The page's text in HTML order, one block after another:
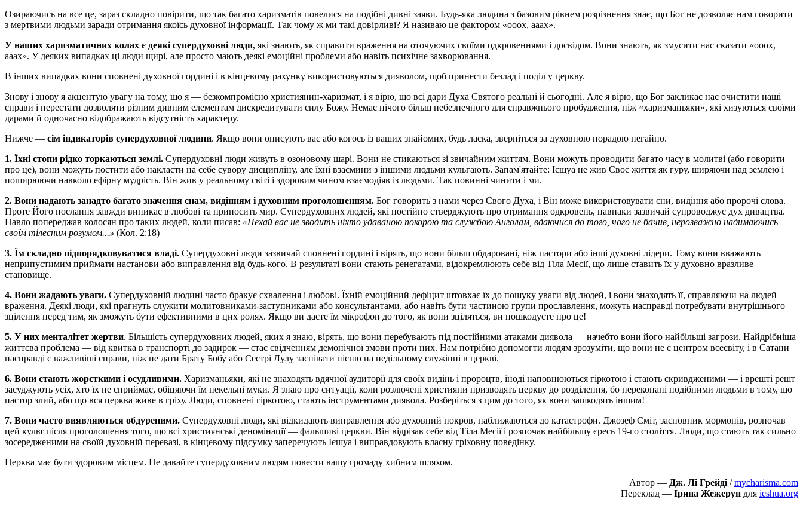
Озираючись на все це, зараз складно повірити, що так багато харизматів повелися на подібні дивні заяви. Будь-яка людина з базовим рівнем розрізнення знає, що Бог не дозволяє нам говорити
з мертвими людьми заради отримання якоїсь духовної інформації. Так чому ж ми такі довірливі? Я називаю це фактором «ооох, ааах».
У наших харизматичних колах є деякі супердуховні люди, які знають, як справити враження на оточуючих своїми одкровеннями і досвідом. Вони знають, як змусити нас сказати «ооох,
ааах». У деяких випадках ці люди щирі, але просто мають деякі емоційні проблеми або навіть психічне захворювання.
В інших випадках вони сповнені духовної гордині і в кінцевому рахунку використовуються дияволом, щоб принести безлад і поділ у церкву.
Знову і знову я акцентую увагу на тому, що я — безкомпромісно християнин-харизмат, і я вірю, що всі дари Духа Святого реальні й сьогодні. Але я вірю, що Бог закликає нас очистити наші
справи і перестати дозволяти різним дивним елементам дискредитувати силу Божу. Немає нічого більш небезпечного для справжнього пробудження, ніж «харизманьяки», які хизуються своїми
дарами й одночасно відображають відсутність характеру.
Нижче — сім індикаторів супердуховної людини. Якщо вони описують вас або когось із ваших знайомих, будь ласка, зверніться за духовною порадою негайно.
1. Їхні стопи рідко торкаються землі. Супердуховні люди живуть в озоновому шарі. Вони не стикаються зі звичайним життям. Вони можуть проводити багато часу в молитві (або говорити
про це), вони можуть постити або накласти на себе сувору дисципліну, але їхні взаємини з іншими людьми кульгають. Запам'ятайте: Ієшуа не жив Своє життя як гуру, ширяючи над землею і
поширюючи навколо ефірну мудрість. Він жив у реальному світі і здоровим чином взаємодіяв із людьми. Так повинні чинити і ми.
2. Вони надають занадто багато значення снам, видінням і духовним проголошенням. Бог говорить з нами через Свого Духа, і Він може використовувати сни, видіння або пророчі слова.
Проте Його послання завжди виникає в любові та приносить мир. Супердуховних людей, які постійно стверджують про отримання одкровень, навпаки зазвичай супроводжує дух дивацтва.
Павло попереджав колосян про таких людей, коли писав: «Нехай вас не зводить ніхто удаваною покорою та службою Анголам, вдаючися до того, чого не бачив, нерозважно надимаючись
своїм тілесним розумом...» (Кол. 2:18)
3. Їм складно підпорядковуватися владі. Супердуховні люди зазвичай сповнені гордині і вірять, що вони більш обдаровані, ніж пастори або інші духовні лідери. Тому вони вважають
неприпустимим приймати настанови або виправлення від будь-кого. В результаті вони стають ренегатами, відокремлюють себе від Тіла Месії, що лише ставить їх у духовно вразливе
становище.
4. Вони жадають уваги. Супердуховній людині часто бракує схвалення і любові. Їхній емоційний дефіцит штовхає їх до пошуку уваги від людей, і вони знаходять її, справляючи на людей
враження. Деякі люди, які прагнуть служити молитовниками-заступниками або консультантами, або навіть бути частиною групи прославлення, можуть насправді потребувати внутрішнього
зцілення перед тим, як зможуть бути ефективними в цих ролях. Якщо ви дасте їм мікрофон до того, як вони зціляться, ви пошкодуєте про це!
5. У них менталітет жертви. Більшість супердуховних людей, яких я знаю, вірять, що вони перебувають під постійними атаками диявола — начебто вони його найбільші загрози. Найдрібніша
життєва проблема — від квитка в транспорті до задирок — стає свідченням демонічної змови проти них. Нам потрібно допомогти людям зрозуміти, що вони не є центром всесвіту, і в Сатани
насправді є важливіші справи, ніж не дати Брату Бобу або Сестрі Лулу заспівати пісню на недільному служінні в церкві.
6. Вони стають жорсткими і осудливими. Харизманьяки, які не знаходять вдячної аудиторії для своїх видінь і пророцтв, іноді наповнюються гіркотою і стають скривдженими — і врешті решт
засуджують усіх, хто їх не сприймає, обіцяючи їм пекельні муки. Я знаю про ситуації, коли розлючені християни призводять церкву до розділення, бо переконані подібними людьми в тому, що
пастор злий, або що вся церква живе в гріху. Люди, сповнені гіркотою, стають інструментами диявола. Розберіться з цим до того, як вони зашкодять іншим!
7. Вони часто виявляються обдуреними. Супердуховні люди, які відкидають виправлення або духовний покров, наближаються до катастрофи. Джозеф Сміт, засновник мормонів, розпочав
цей культ після проголошення того, що всі християнські деномінації — фальшиві церкви. Він відрізав себе від Тіла Месії і розпочав найбільшу єресь 19-го століття. Люди, що стають так сильно
зосередженими на своїй духовній перевазі, в кінцевому підсумку заперечують Ієшуа і виправдовують власну гріховну поведінку.
Церква має бути здоровим місцем. Не давайте супердуховним людям повести вашу громаду хибним шляхом.
Автор — Дж. Лі Грейді /mycharisma.com
Переклад — Ірина Жежерун для ieshua.org